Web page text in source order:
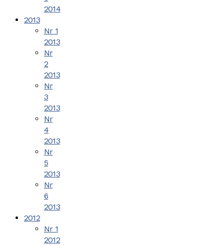
2014
2013
Nr 1
2013
Nr
2
2013
Nr
3
2013
Nr
4
2013
Nr
5
2013
Nr
6
2013
2012
Nr 1
2012